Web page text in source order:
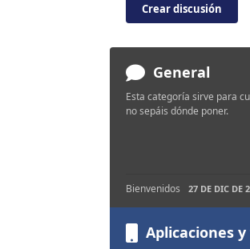
Crear discusión
General
Esta categoría sirve para
no sepáis dónde poner.
Bienvenidos 27 DE DIC DE
Aplicaciones